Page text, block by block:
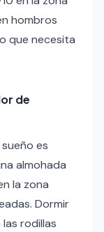
hombros
que necesita
de
es
almohada
la zona
Dormir
rodillas